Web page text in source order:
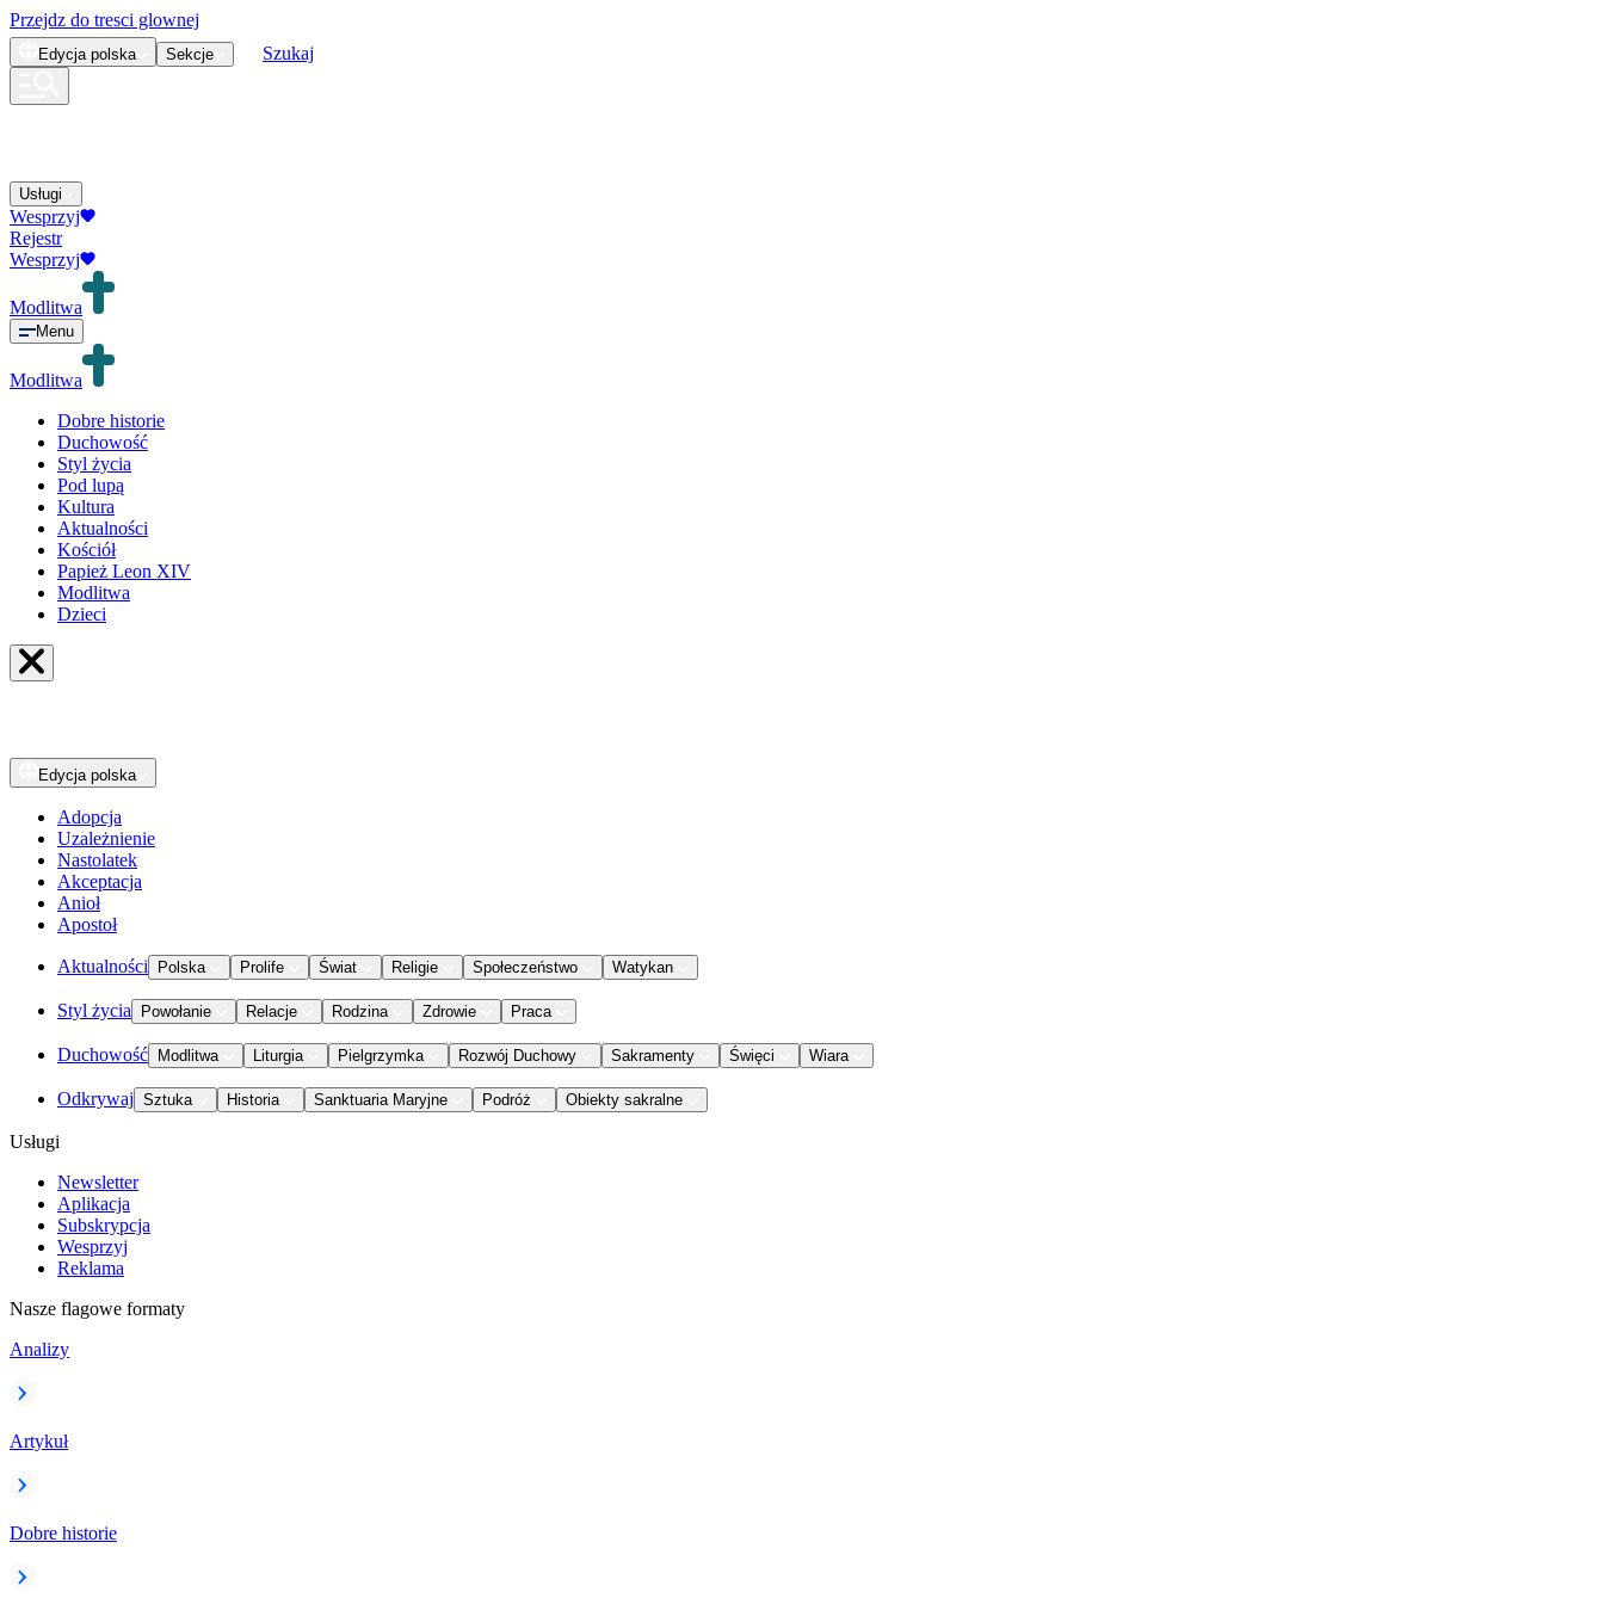
Przejdz do tresci glownej
Edycja polska Sekcje Szukaj
Usługi
Wesprzyj
Rejestr
Wesprzyj
Modlitwa
Menu
Modlitwa
Dobre historie
Duchowość
Styl życia
Pod lupą
Kultura
Aktualności
Kościół
Papież Leon XIV
Modlitwa
Dzieci
Edycja polska
Adopcja
Uzależnienie
Nastolatek
Akceptacja
Anioł
Apostoł
Aktualności Polska Prolife Świat Religie Społeczeństwo Watykan
Styl życia Powołanie Relacje Rodzina Zdrowie Praca
Duchowość Modlitwa Liturgia Pielgrzymka Rozwój Duchowy Sakramenty Święci Wiara
Odkrywaj Sztuka Historia Sanktuaria Maryjne Podróż Obiekty sakralne
Usługi
Newsletter
Aplikacja
Subskrypcja
Wesprzyj
Reklama
Nasze flagowe formaty
Analizy
Artykuł
Dobre historie